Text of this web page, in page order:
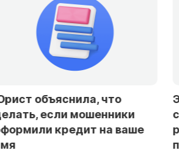
Эксперты допустили
снижение ставки ЦБ без
резкого смягчения
политики